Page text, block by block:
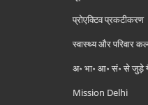
प्रोएक्टिव प्रकटीकरण
स्वास्थ्य और परिवार
अ॰ भा॰ आ॰ सं॰ से जुड़े
Mission Delhi